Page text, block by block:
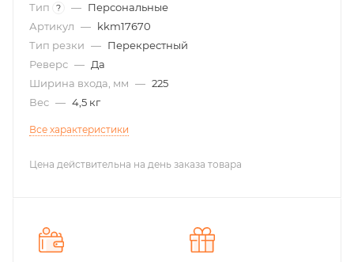
Тип ? — Персональные
Артикул — kkm17670
Тип резки — Перекрестный
Реверс — Да
Ширина входа, мм — 225
Вес — 4,5 кг
Все характеристики
Цена действительна на день заказа товара